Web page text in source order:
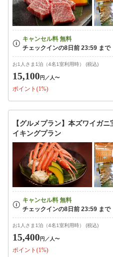
お1人さま1泊（4名1室利用時） (税込)
15,100円 ／人〜
ポイント(1%)
【グルメプラン】本ズワイガ
イキングプラン
お1人さま1泊（4名1室利用時） (税込)
15,400円 ／人〜
ポイント(1%)